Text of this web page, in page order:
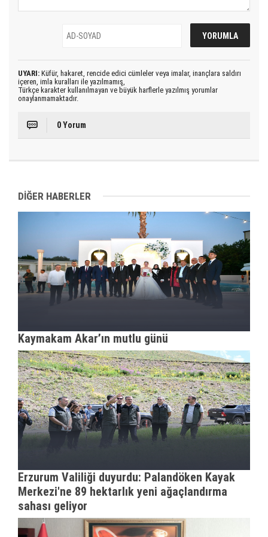
UYARI: Küfür, hakaret, rencide edici cümleler veya imalar, inançlara saldırı
içeren, imla kuralları ile yazılmamış,
Türkçe karakter kullanılmayan ve büyük harflerle yazılmış yorumlar
onaylanmamaktadır.
0 Yorum
DİĞER HABERLER
Kaymakam Akar’ın mutlu günü
Erzurum Valiliği duyurdu: Palandöken Kayak
Merkezi'ne 89 hektarlık yeni ağaçlandırma
sahası geliyor